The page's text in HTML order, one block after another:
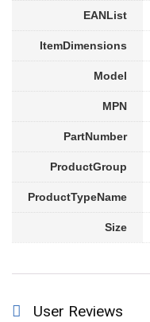
EANList
ItemDimensions
Model
MPN
PartNumber
ProductGroup
ProductTypeName
Size
User Reviews